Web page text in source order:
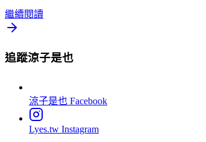
繼續閱讀
追蹤涼子是也
涼子是也 Facebook
Lyes.tw Instagram